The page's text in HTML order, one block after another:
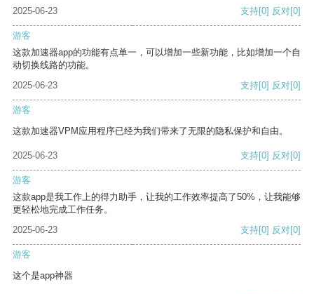
2025-06-23 支持[0] 反对[0]
游客
这款加速器app的功能有点单一，可以增加一些新功能，比如增加一个自
动切换线路的功能。
2025-06-23
支持[0] 反对[0]
游客
这款加速器VPM应用程序已经为我们带来了无限的隐私保护和自由。
2025-06-23 支持[0] 反对[0]
游客
这款app是我工作上的得力助手，让我的工作效率提高了50%，让我能够
更轻松地完成工作任务。
2025-06-23
支持[0] 反对[0]
游客
这个是app神器